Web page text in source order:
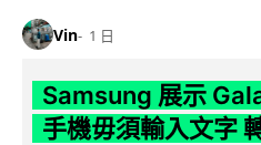
Vin 1 日
Samsung 展示
手機毋須輸入文字